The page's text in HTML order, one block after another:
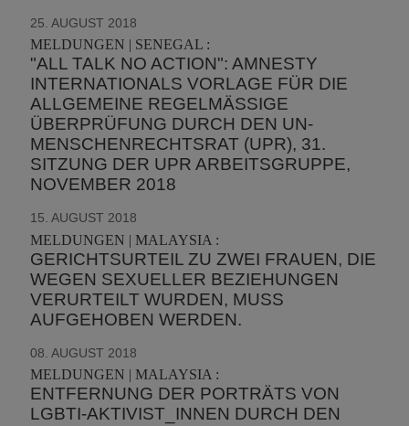
25. AUGUST 2018
MELDUNGEN | SENEGAL :
"ALL TALK NO ACTION": AMNESTY
INTERNATIONALS VORLAGE FÜR DIE
ALLGEMEINE REGELMÄSSIGE Ü
BERPRÜFUNG DURCH DEN UN-M
ENSCHENRECHTSRAT (UPR), 31. S
ITZUNG DER UPR ARBEITSGRUPPE, N
OVEMBER 2018
15. AUGUST 2018
MELDUNGEN | MALAYSIA :
GERICHTSURTEIL ZU ZWEI FRAUEN, DIE
WEGEN SEXUELLER BEZIEHUNGEN
VERURTEILT WURDEN, MUSS
AUFGEHOBEN WERDEN.
08. AUGUST 2018
MELDUNGEN | MALAYSIA :
ENTFERNUNG DER PORTRÄTS VON
LGBTI-AKTIVIST_INNEN DURCH DEN